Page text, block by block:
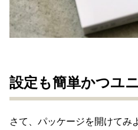
設定も簡単かつユ
さて、パッケージを開けてみ